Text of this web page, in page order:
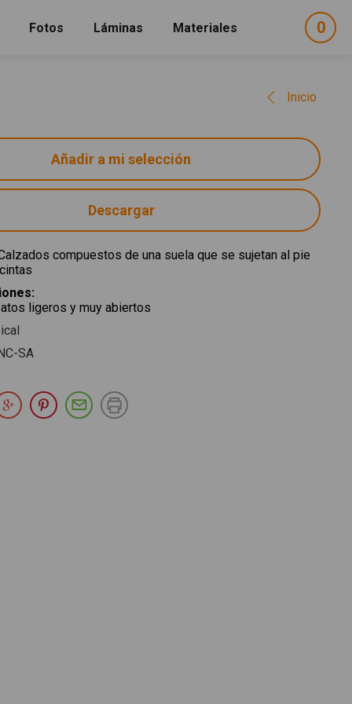
Fotos Láminas Materiales 0
Inicio
Descargar
compuestos de una suela que se sujetan al pie
:
ligeros y muy abiertos
SA
en Facebook
Compartir en Twitter
Compartir en Google Plus
Compartir en Pinterest
Compartir por E-mail